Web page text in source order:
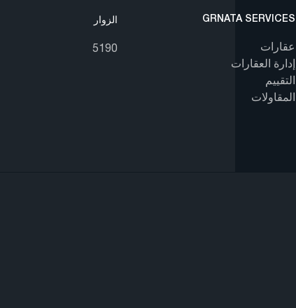
GRNATA SERVICES
عقارات
إدارة العقارات
التقييم
المقاولات
الزوار
5190